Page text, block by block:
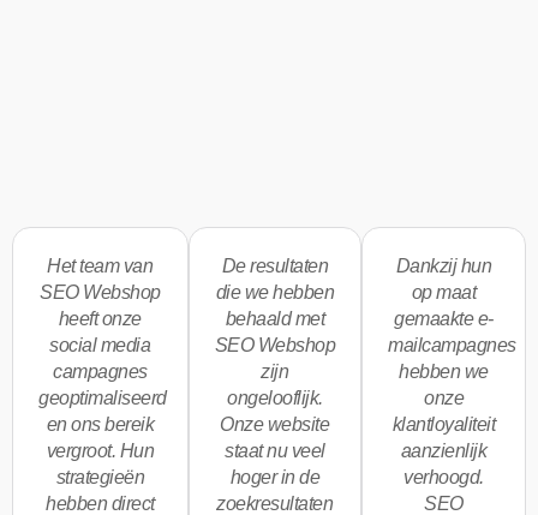
Het team van
SEO Webshop
heeft onze
social media
campagnes
geoptimaliseerd
en ons bereik
vergroot. Hun
strategieën
hebben direct
De resultaten
die we hebben
behaald met
SEO Webshop
zijn
ongelooflijk.
Onze website
staat nu veel
hoger in de
zoekresultaten
Dankzij hun
op maat
gemaakte e-
mailcampagnes
hebben we
onze
klantloyaliteit
aanzienlijk
verhoogd.
SEO